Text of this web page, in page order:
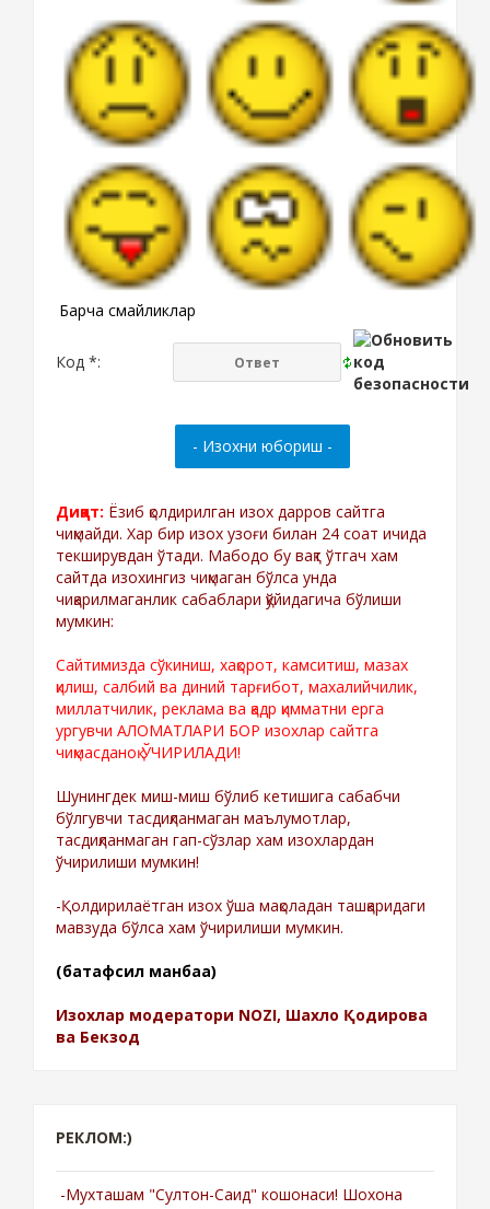
Барча смайликлар
Код *:
Диққат: Ёзиб қолдирилган изох дарров сайтга
чиқмайди. Хар бир изох узоғи билан 24 соат ичида
текширувдан ўтади. Мабодо бу вақт ўтгач хам
сайтда изохингиз чиқмаган бўлса унда
чиқарилмаганлик сабаблари қўйидагича бўлиши
мумкин:
Сайтимизда сўкиниш, хақорот, камситиш, мазах
қилиш, салбий ва диний тарғибот, махалийчилик,
миллатчилик, реклама ва қадр қимматни ерга
ургувчи АЛОМАТЛАРИ БОР изохлар сайтга
чиқмасданоқ ЎЧИРИЛАДИ!
Шунингдек миш-миш бўлиб кетишига сабабчи
бўлгувчи тасдиқланмаган маълумотлар,
тасдиқланмаган гап-сўзлар хам изохлардан
ўчирилиши мумкин!
-Қолдирилаётган изох ўша мақоладан ташқаридаги
мавзуда бўлса хам ўчирилиши мумкин.
(батафсил манбаа)
Изохлар модератори NOZI, Шахло Қодирова
ва Бекзод
РЕКЛОМ:)
-Мухташам "Султон-Саид" кошонаси! Шохона